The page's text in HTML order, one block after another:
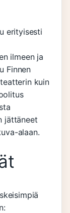
erityisesti
ilmeen ja
Finnen
kuin
jättäneet
alaan.